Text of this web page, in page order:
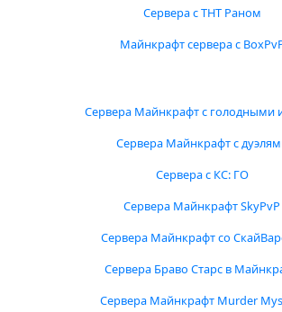
Сервера с ТНТ Раном
Майнкрафт сервера с
Сервера Майнкрафт с голодными
Сервера Майнкрафт с
Сервера с КС: ГО
Сервера Майнкрафт SkyPvP
Сервера Майнкрафт со
Сервера Браво Старс в
Сервера Майнкрафт Murder